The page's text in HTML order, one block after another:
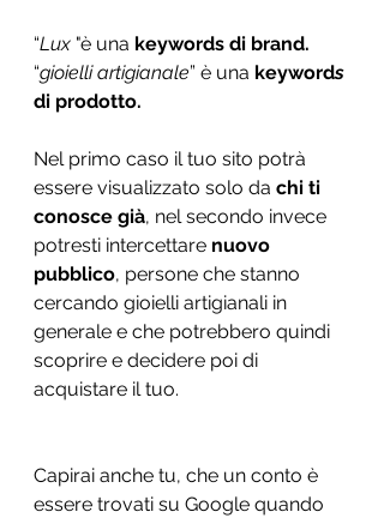
“Lux "è una keywords di brand.
“gioielli artigianale” è una keywords
di prodotto.
Nel primo caso il tuo sito potrà
essere visualizzato solo da chi ti
conosce già, nel secondo invece
potresti intercettare nuovo
pubblico, persone che stanno
cercando gioielli artigianali in
generale e che potrebbero quindi
scoprire e decidere poi di
acquistare il tuo.
Capirai anche tu, che un conto è
essere trovati su Google quando